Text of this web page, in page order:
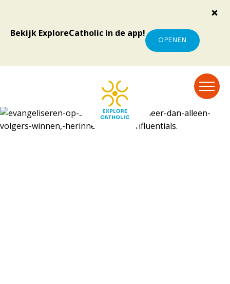
Bekijk ExploreCatholic in de app!
OPENEN